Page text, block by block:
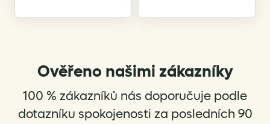
Ověřeno našimi zákazníky
100 % zákazníků nás doporučuje podle
dotazníku spokojenosti za posledních 90